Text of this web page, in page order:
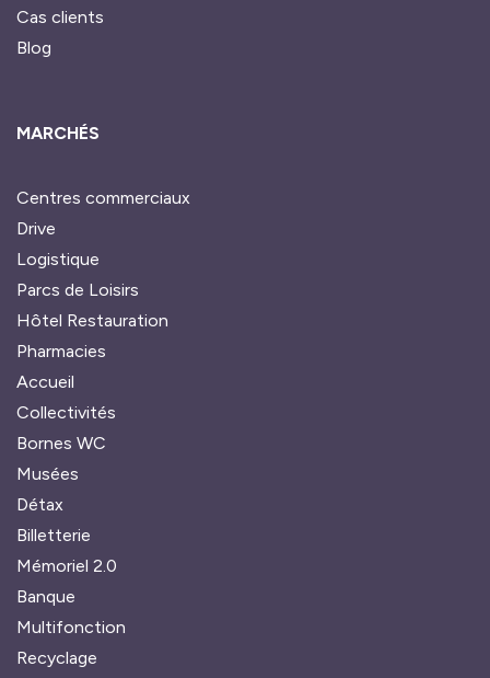
Cas clients
Blog
MARCHÉS
Centres commerciaux
Drive
Logistique
Parcs de Loisirs
Hôtel Restauration
Pharmacies
Accueil
Collectivités
Bornes WC
Musées
Détax
Billetterie
Mémoriel 2.0
Banque
Multifonction
Recyclage